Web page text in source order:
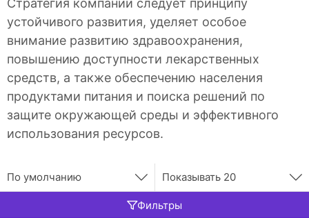
Стратегия компании следует принципу
устойчивого развития, уделяет особое
внимание развитию здравоохранения,
повышению доступности лекарственных
средств, а также обеспечению населения
продуктами питания и поиска решений по
защите окружающей среды и эффективного
использования ресурсов.
По умолчанию Показывать 20
Фильтры